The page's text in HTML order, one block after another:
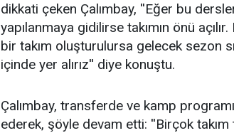
dikkati çeken Çalımbay, ''Eğer bu
yapılanmaya gidilirse takımın önü
bir takım oluşturulursa gelecek sezon
içinde yer alırız'' diye konuştu.
Çalımbay, transferde ve kamp
ederek, şöyle devam etti: ''Birçok